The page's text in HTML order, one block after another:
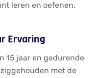
leren en oefenen.
Ervaring
15 jaar en gedurende
met de